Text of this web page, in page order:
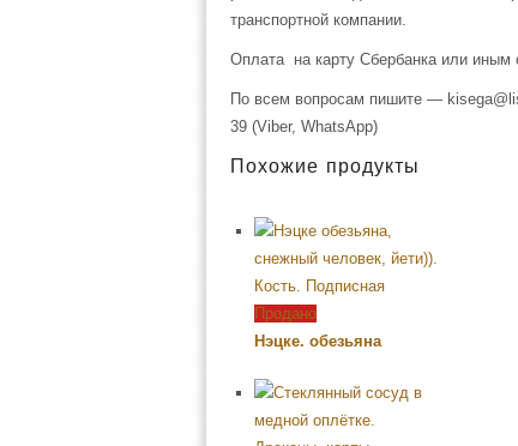
транспортной компании.
Оплата на карту Сбербанка или иным
По всем вопросам пишите —
39 (Viber, WhatsApp)
Похожие продукты
Продано
Нэцке. обезьяна